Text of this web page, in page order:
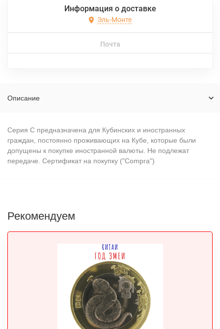
Информация о доставке
Эль-Монте
Почта
Описание
Серия C предназначена для Кубинских и иностранных
граждан, постоянно проживающих на Кубе, которые были
допущены к покупке иностранной валюты. Не подлежат
передаче. Сертификат на покупку ("Compra")
Рекомендуем